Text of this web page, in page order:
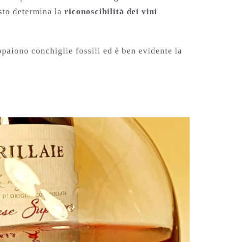
determina la riconoscibilità dei vini
conchiglie fossili ed è ben evidente la